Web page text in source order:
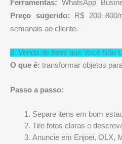
Ferramentas: WhatsApp
Preço sugerido: R$ 200–800/
semanais ao cliente.
8. Venda de Itens que Você Não
O que é: transformar objetos
Passo a passo:
Separe itens em bom
Tire fotos claras e
Anuncie em Enjoei, OLX,